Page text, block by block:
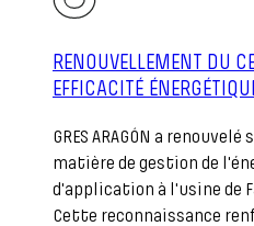
RENOUVELLEMENT DU
EFFICACITÉ
GRES ARAGÓN a
matière de gestion de
d'application à l'usine de
Cette reconnaissance